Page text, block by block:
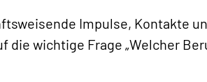
Impulse, Kontakte
wichtige Frage „Welcher